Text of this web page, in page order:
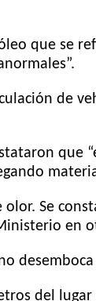
que se
de
que
Se
en
del